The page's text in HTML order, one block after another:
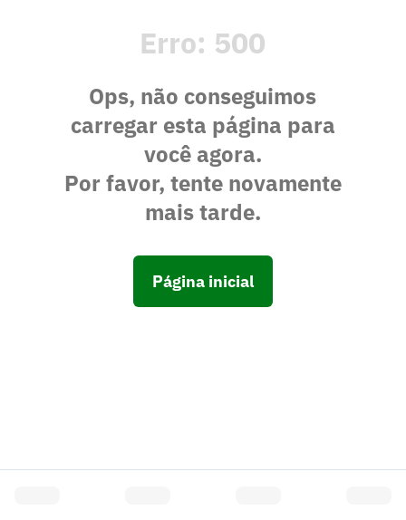
Erro: 500
Ops, não conseguimos
carregar esta página para
você agora.
Por favor, tente novamente
mais tarde.
Página inicial